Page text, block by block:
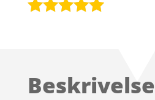
kundebedøm
Beskrivelse